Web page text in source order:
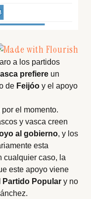
a los partidos
prefiere un
de Feijóo y el apoyo
por el momento.
y vasca creen
al gobierno, y los
esta
cualquier caso, la
este apoyo viene
Partido Popular y no